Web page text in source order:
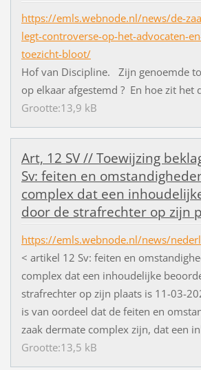
https://emls.webnode.nl/news/de-
legt-controverse-op-het-advocaten-
toezicht-bloot/
Hof van Discipline. Zijn genoemde
op elkaar afgestemd ? En hoe zit het
Grootte:13,9 kB
Art, 12 SV // Toewijzing
Sv: feiten en
complex dat een
door de strafrechter op zijn
https://emls.webnode.nl/news/
< artikel 12 Sv: feiten en
complex dat een inhoudelijke
strafrechter op zijn plaats is 11-03-
is van oordeel dat de feiten en
zaak dermate complex zijn, dat een
Grootte:13,5 kB